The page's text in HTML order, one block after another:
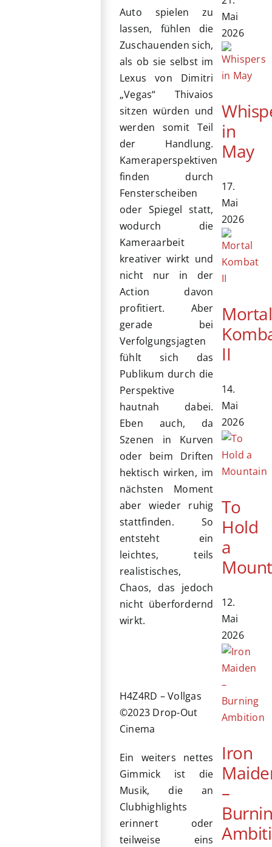
Auto spielen zu
lassen, fühlen die
Zuschauenden sich,
als ob sie selbst im
Lexus von Dimitri
„Vegas“ Thivaios
sitzen würden und
werden somit Teil
der Handlung.
Kameraperspektiven
finden durch
Fensterscheiben
oder Spiegel statt,
wodurch die
Kameraarbeit
kreativer wirkt und
nicht nur in der
Action davon
profitiert. Aber
gerade bei
Verfolgungsjagten
fühlt sich das
Publikum durch die
Perspektive
hautnah dabei.
Eben auch, da
Szenen in Kurven
oder beim Driften
hektisch wirken, im
nächsten Moment
aber wieder ruhig
stattfinden. So
entsteht ein
leichtes, teils
realistisches,
Chaos, das jedoch
nicht überfordernd
wirkt.
H4Z4RD – Vollgas
©2023 Drop-Out
Cinema
Ein weiters nettes
Gimmick ist die
Musik, die an
Clubhighlights
erinnert oder
teilweise eins
Mai
2026
in
May
17.
Mai
2026
Mortal
II
14.
Mai
2026
To
Hold
a
12.
Mai
2026
Iron
–